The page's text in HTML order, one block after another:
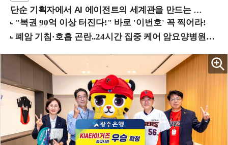
단순 기획자에서 AI 에이전트의 세계관을 만드는 지식 설계자로.. (8/20 강남역)